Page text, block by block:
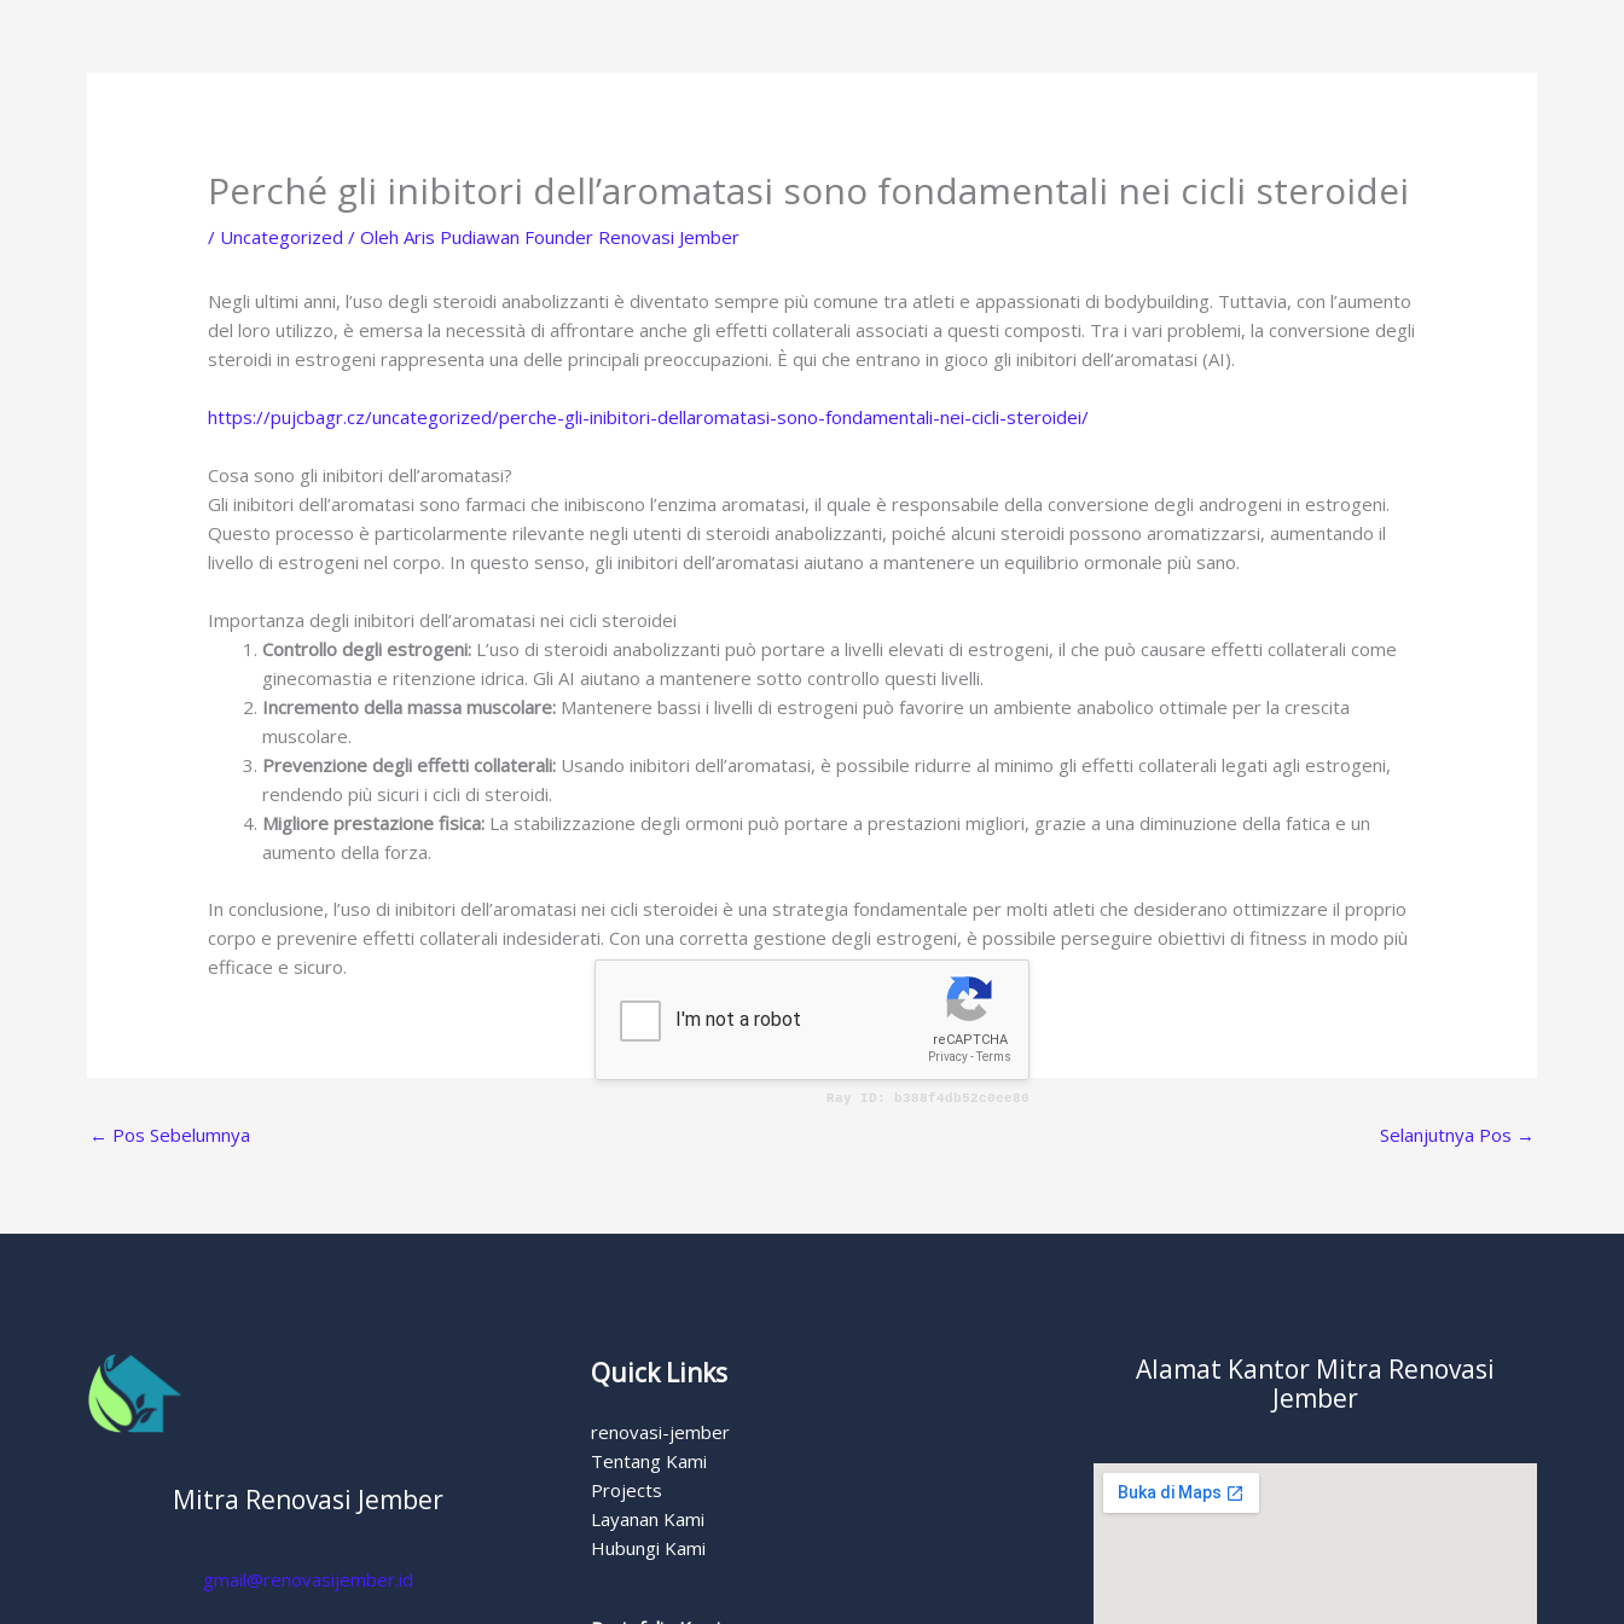
Perché gli inibitori dell’aromatasi sono fondamentali nei cicli steroidei
/ Uncategorized / OlehAris Pudiawan Founder Renovasi Jember
Negli ultimi anni, l’uso degli steroidi anabolizzanti è diventato sempre più comune tra atleti e appassionati di bodybuilding. Tuttavia, con l’aumento
del loro utilizzo, è emersa la necessità di affrontare anche gli effetti collaterali associati a questi composti. Tra i vari problemi, la conversione degli
steroidi in estrogeni rappresenta una delle principali preoccupazioni. È qui che entrano in gioco gli inibitori dell’aromatasi (AI).
https://pujcbagr.cz/uncategorized/perche-gli-inibitori-dellaromatasi-sono-fondamentali-nei-cicli-steroidei/
Cosa sono gli inibitori dell’aromatasi?
Gli inibitori dell’aromatasi sono farmaci che inibiscono l’enzima aromatasi, il quale è responsabile della conversione degli androgeni in estrogeni.
Questo processo è particolarmente rilevante negli utenti di steroidi anabolizzanti, poiché alcuni steroidi possono aromatizzarsi, aumentando il
livello di estrogeni nel corpo. In questo senso, gli inibitori dell’aromatasi aiutano a mantenere un equilibrio ormonale più sano.
Importanza degli inibitori dell’aromatasi nei cicli steroidei
Controllo degli estrogeni: L’uso di steroidi anabolizzanti può portare a livelli elevati di estrogeni, il che può causare effetti collaterali come
ginecomastia e ritenzione idrica. Gli AI aiutano a mantenere sotto controllo questi livelli.
Incremento della massa muscolare: Mantenere bassi i livelli di estrogeni può favorire un ambiente anabolico ottimale per la crescita
muscolare.
Prevenzione degli effetti collaterali: Usando inibitori dell’aromatasi, è possibile ridurre al minimo gli effetti collaterali legati agli estrogeni,
rendendo più sicuri i cicli di steroidi.
Migliore prestazione fisica: La stabilizzazione degli ormoni può portare a prestazioni migliori, grazie a una diminuzione della fatica e un
aumento della forza.
In conclusione, l’uso di inibitori dell’aromatasi nei cicli steroidei è una strategia fondamentale per molti atleti che desiderano ottimizzare il proprio
corpo e prevenire effetti collaterali indesiderati. Con una corretta gestione degli estrogeni, è possibile perseguire obiettivi di fitness in modo più
efficace e sicuro.
← Pos Sebelumnya Selanjutnya Pos →
Mitra Renovasi Jember
gmail@renovasijember.id
Quick Links
renovasi-jember
Tentang Kami
Projects
Layanan Kami
Hubungi Kami
Alamat Kantor Mitra Renovasi
Jember